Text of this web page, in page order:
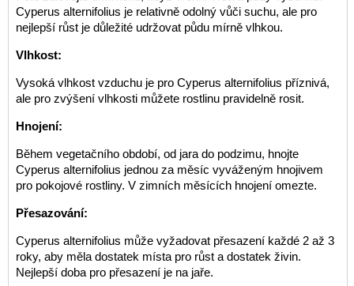
Cyperus alternifolius je relativně odolný vůči suchu, ale pro
nejlepší růst je důležité udržovat půdu mírně vlhkou.
Vlhkost:
Vysoká vlhkost vzduchu je pro Cyperus alternifolius příznivá,
ale pro zvýšení vlhkosti můžete rostlinu pravidelně rosit.
Hnojení:
Během vegetačního období, od jara do podzimu, hnojte
Cyperus alternifolius jednou za měsíc vyváženým hnojivem
pro pokojové rostliny. V zimních měsících hnojení omezte.
Přesazování:
Cyperus alternifolius může vyžadovat přesazení každé 2 až 3
roky, aby měla dostatek místa pro růst a dostatek živin.
Nejlepší doba pro přesazení je na jaře.